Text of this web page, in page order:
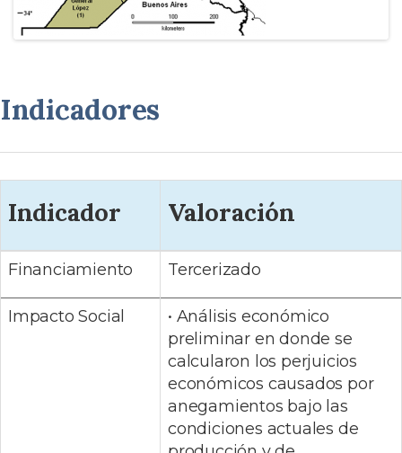
Indicadores
Indicador Valoración
Financiamiento Tercerizado
Impacto Social
• Análisis económico
preliminar en donde se
calcularon los perjuicios
económicos causados por
anegamientos bajo las
condiciones actuales de